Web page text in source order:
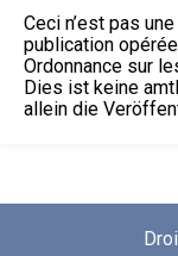
Ceci n’est pas
publication
Ordonnance sur
Dies ist keine
allein die